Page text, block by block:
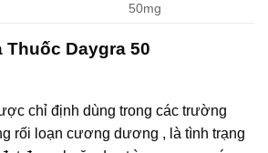
50mg
Daygra 50
chỉ định dùng trong các trường
rối loạn cương dương , là tình trạng